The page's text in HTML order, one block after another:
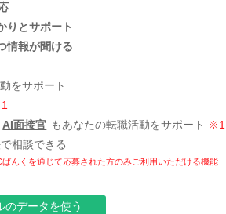
りとサポート
情報が聞ける
をサポート
AI面接官 もあなたの転職活動をサポート ※1
相談できる
ばんくを通じて応募された方のみご利用いただける機能
のデータを使う